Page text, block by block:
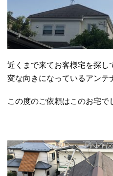
近くまで来てお客様宅を探し
変な向きになっているアンテ
この度のご依頼はこのお宅で